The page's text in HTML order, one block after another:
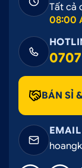
Tất cả
08:00
BÁN SỈ
EMAIL